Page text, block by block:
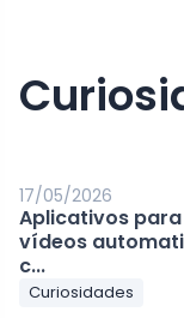
17/05/2026
Aplicativos
vídeos
c...
Curiosidades